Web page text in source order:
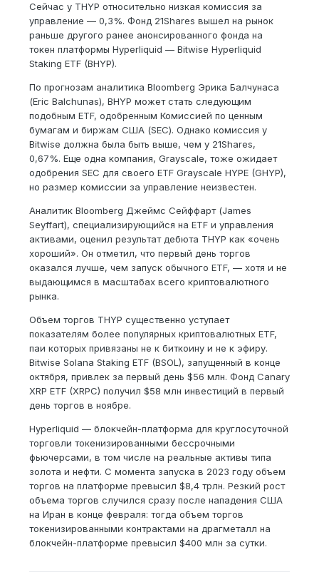
Сейчас у THYP относительно низкая комиссия за
управление — 0,3%. Фонд 21Shares вышел на рынок
раньше другого ранее анонсированного фонда на
токен платформы Hyperliquid — Bitwise Hyperliquid
Staking ETF (BHYP).
По прогнозам аналитика Bloomberg Эрика Балчунаса
(Eric Balchunas), BHYP может стать следующим
подобным ETF, одобренным Комиссией по ценным
бумагам и биржам США (SEC). Однако комиссия у
Bitwise должна была быть выше, чем у 21Shares,
0,67%. Еще одна компания, Grayscale, тоже ожидает
одобрения SEC для своего ETF Grayscale HYPE (GHYP),
но размер комиссии за управление неизвестен.
Аналитик Bloomberg Джеймс Сейффарт (James
Seyffart), специализирующийся на ETF и управления
активами, оценил результат дебюта THYP как «очень
хороший». Он отметил, что первый день торгов
оказался лучше, чем запуск обычного ETF, — хотя и не
выдающимся в масштабах всего криптовалютного
рынка.
Объем торгов THYP существенно уступает
показателям более популярных криптовалютных ETF,
паи которых привязаны не к биткоину и не к эфиру.
Bitwise Solana Staking ETF (BSOL), запущенный в конце
октября, привлек за первый день $56 млн. Фонд Canary
XRP ETF (XRPC) получил $58 млн инвестиций в первый
день торгов в ноябре.
Hyperliquid — блокчейн-платформа для круглосуточной
торговли токенизированными бессрочными
фьючерсами, в том числе на реальные активы типа
золота и нефти. С момента запуска в 2023 году объем
торгов на платформе превысил $8,4 трлн. Резкий рост
объема торгов случился сразу после нападения США
на Иран в конце февраля: тогда объем торгов
токенизированными контрактами на драгметалл на
блокчейн-платформе превысил $400 млн за сутки.